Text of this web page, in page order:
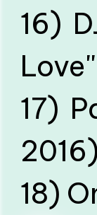
16)
17)
2016)
18)